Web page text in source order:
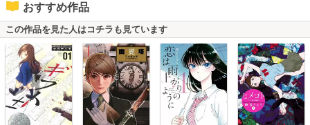
おすすめ作品
この作品を見た人はコチラも見ています